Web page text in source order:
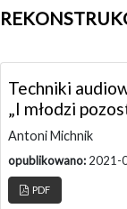
Techniki
„I młodzi
Antoni Michnik
opublikowano: 2021-
PDF